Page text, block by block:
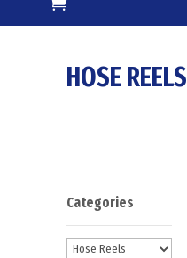
HOSE REELS
Categories